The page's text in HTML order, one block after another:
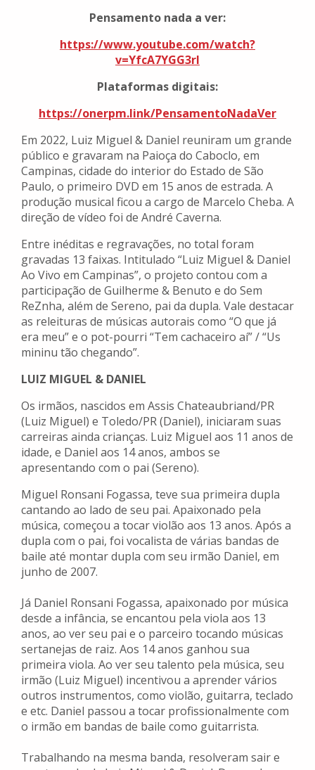
Pensamento nada a ver:
https://www.youtube.com/watch?
v=YfcA7YGG3rI
Plataformas digitais:
https://onerpm.link/PensamentoNadaVer
Em 2022, Luiz Miguel & Daniel reuniram um grande
público e gravaram na Paioça do Caboclo, em
Campinas, cidade do interior do Estado de São
Paulo, o primeiro DVD em 15 anos de estrada. A
produção musical ficou a cargo de Marcelo Cheba. A
direção de vídeo foi de André Caverna.
Entre inéditas e regravações, no total foram
gravadas 13 faixas. Intitulado “Luiz Miguel & Daniel
Ao Vivo em Campinas”, o projeto contou com a
participação de Guilherme & Benuto e do Sem
ReZnha, além de Sereno, pai da dupla. Vale destacar
as releituras de músicas autorais como “O que já
era meu” e o pot-pourri “Tem cachaceiro aí” / “Us
mininu tão chegando”.
LUIZ MIGUEL & DANIEL
Os irmãos, nascidos em Assis Chateaubriand/PR
(Luiz Miguel) e Toledo/PR (Daniel), iniciaram suas
carreiras ainda crianças. Luiz Miguel aos 11 anos de
idade, e Daniel aos 14 anos, ambos se
apresentando com o pai (Sereno).
Miguel Ronsani Fogassa, teve sua primeira dupla
cantando ao lado de seu pai. Apaixonado pela
música, começou a tocar violão aos 13 anos. Após a
dupla com o pai, foi vocalista de várias bandas de
baile até montar dupla com seu irmão Daniel, em
junho de 2007.
Já Daniel Ronsani Fogassa, apaixonado por música
desde a infância, se encantou pela viola aos 13
anos, ao ver seu pai e o parceiro tocando músicas
sertanejas de raiz. Aos 14 anos ganhou sua
primeira viola. Ao ver seu talento pela música, seu
irmão (Luiz Miguel) incentivou a aprender vários
outros instrumentos, como violão, guitarra, teclado
e etc. Daniel passou a tocar profissionalmente com
o irmão em bandas de baile como guitarrista.
Trabalhando na mesma banda, resolveram sair e